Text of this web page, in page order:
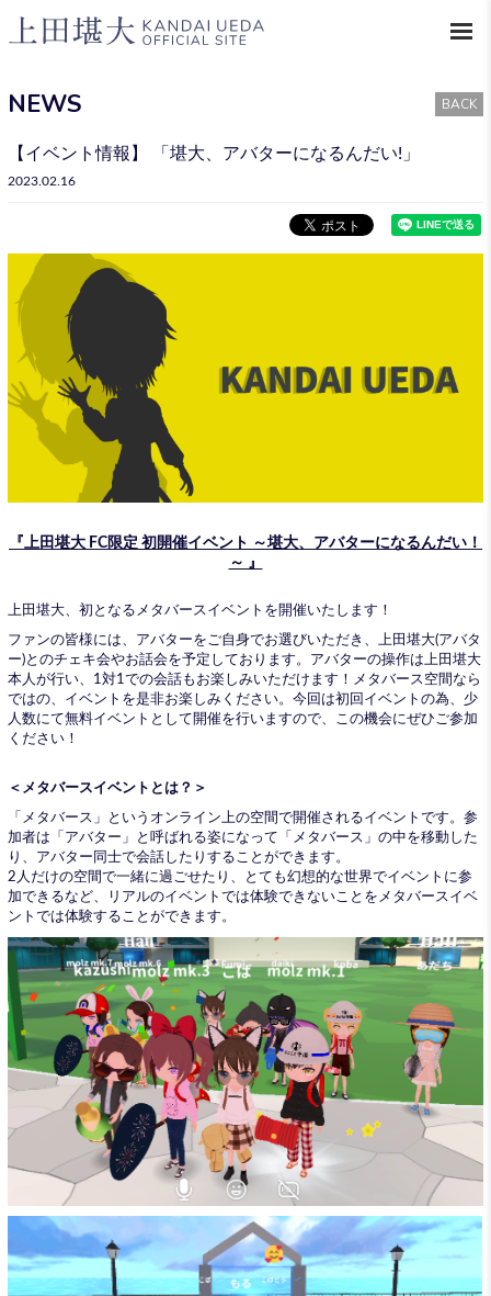
NEWS BACK
【イベント情報】 「堪大、アバターになるんだい!」
2023.02.16
『上田堪大 FC限定 初開催イベント ～堪大、アバターになるんだい！
～ 』
上田堪大、初となるメタバースイベントを開催いたします！
ファンの皆様には、アバターをご自身でお選びいただき、上田堪大(アバタ
ー)とのチェキ会やお話会を予定しております。アバターの操作は上田堪大
本人が行い、1対1での会話もお楽しみいただけます！メタバース空間なら
ではの、イベントを是非お楽しみください。今回は初回イベントの為、少
人数にて無料イベントとして開催を行いますので、この機会にぜひご参加
ください！
＜メタバースイベントとは？＞
「メタバース」というオンライン上の空間で開催されるイベントです。参
加者は「アバター」と呼ばれる姿になって「メタバース」の中を移動した
り、アバター同士で会話したりすることができます。
2人だけの空間で一緒に過ごせたり、とても幻想的な世界でイベントに参
加できるなど、リアルのイベントでは体験できないことをメタバースイベ
ントでは体験することができます。